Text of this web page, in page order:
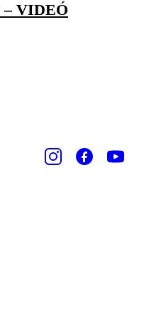
VIDEÓ